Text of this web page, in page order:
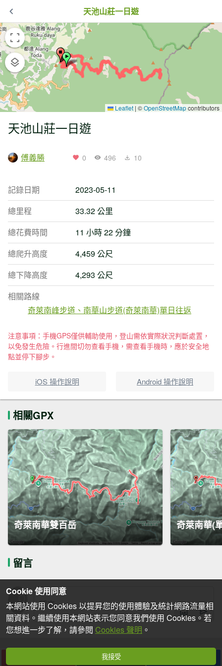
天池山莊一日遊
Leaflet | ©OpenStreetMapcontributors
天池山莊一日遊
傅義勝 0 496 10
記錄日期
2023-05-11
總里程
33.32 公里
總花費時間
11 小時 22 分鐘
總爬升高度
4,459 公尺
總下降高度
4,293 公尺
相關路線
奇萊南峰步道、南華山步道(奇萊南華)單日往返
注意事項：手機GPS僅供輔助使用，登山需依實際狀況判斷處置，
以免發生危險。行進間切勿查看手機，需查看手機時，應於安全地
點並停下腳步。
iOS 操作說明 Android 操作說明
相關GPX
奇萊南華雙百岳 奇萊南華(
留言
下載
Cookie 使用同意
本網站使用 Cookies 以提昇您的使用體驗及統計網路流量相
關資料。繼續使用本網站表示您同意我們使用 Cookies。若
您想進一步了解，請參閱 Cookies 聲明 。
我接受